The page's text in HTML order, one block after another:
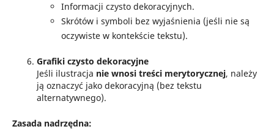
Informacji czysto dekoracyjnych.
Skrótów i symboli bez wyjaśnienia (jeśli nie są
oczywiste w kontekście tekstu).
Grafiki czysto dekoracyjne
Jeśli ilustracja nie wnosi treści merytorycznej, należy
ją oznaczyć jako dekoracyjną (bez tekstu
alternatywnego).
Zasada nadrzędna: